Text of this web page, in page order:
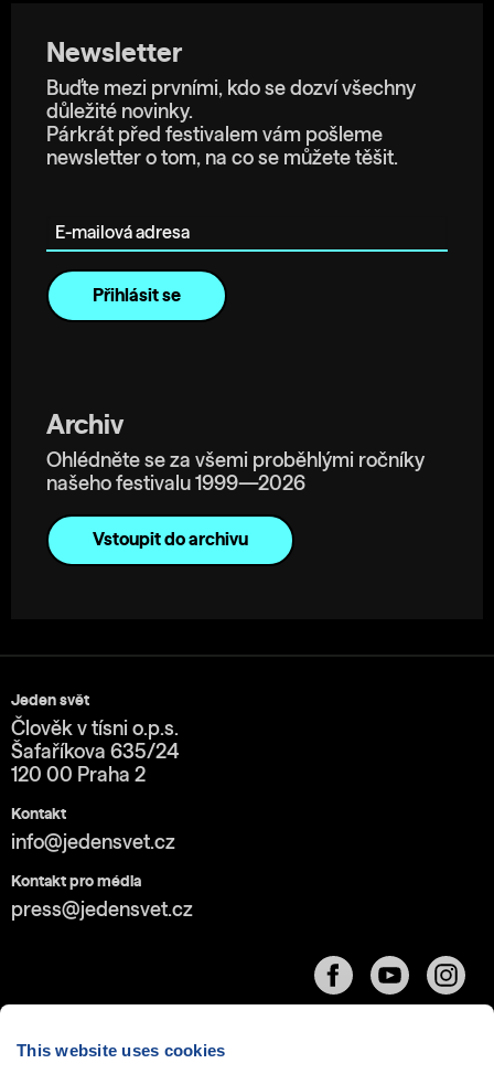
This website uses cookies
Newsletter
Buďte mezi prvními, kdo se dozví všechny
důležité novinky.
Párkrát před festivalem vám pošleme
newsletter o tom, na co se můžete těšit.
Archiv
Ohlédněte se za všemi proběhlými ročníky
našeho festivalu 1999—2026
Vstoupit do archivu
Jeden svět
Člověk v tísni o.p.s.
Šafaříkova 635/24
120 00 Praha 2
Kontakt
info@jedensvet.cz
Kontakt pro média
press@jedensvet.cz